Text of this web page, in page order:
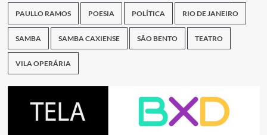
PAULLO RAMOS POESIA POLÍTICA RIO DE JANEIRO
SAMBA SAMBA CAXIENSE SÃO BENTO TEATRO
VILA OPERÁRIA